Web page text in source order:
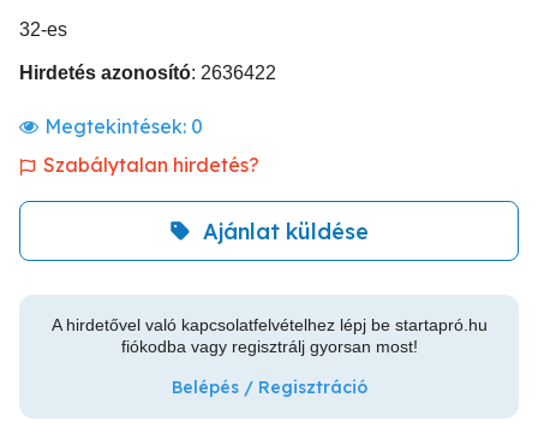
32-es
Hirdetés azonosító: 2636422
Megtekintések: 0
Szabálytalan hirdetés?
Ajánlat küldése
A hirdetővel való kapcsolatfelvételhez lépj be startapró.hu
fiókodba vagy regisztrálj gyorsan most!
Belépés / Regisztráció